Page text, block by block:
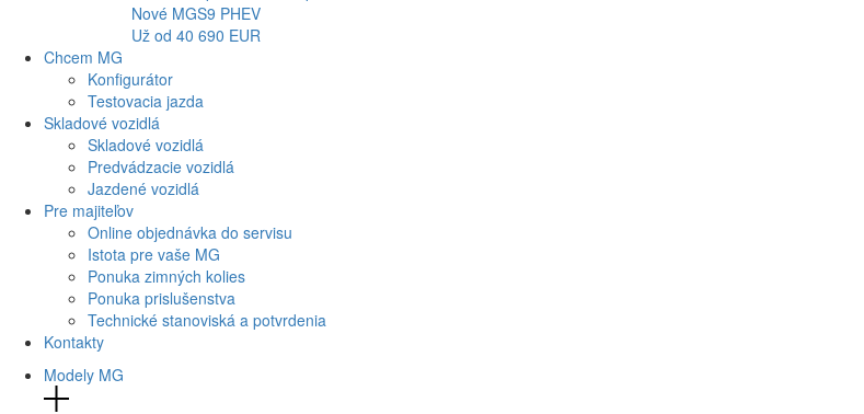
Nové MGS9 PHEV
Už od 40 690 EUR
Chcem MG
Konfigurátor
Testovacia jazda
Skladové vozidlá
Skladové vozidlá
Predvádzacie vozidlá
Jazdené vozidlá
Pre majiteľov
Online objednávka do servisu
Istota pre vaše MG
Ponuka zimných kolies
Ponuka prislušenstva
Technické stanoviská a potvrdenia
Kontakty
Modely MG